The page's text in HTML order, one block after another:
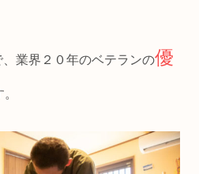
業界２０年のベテランの優